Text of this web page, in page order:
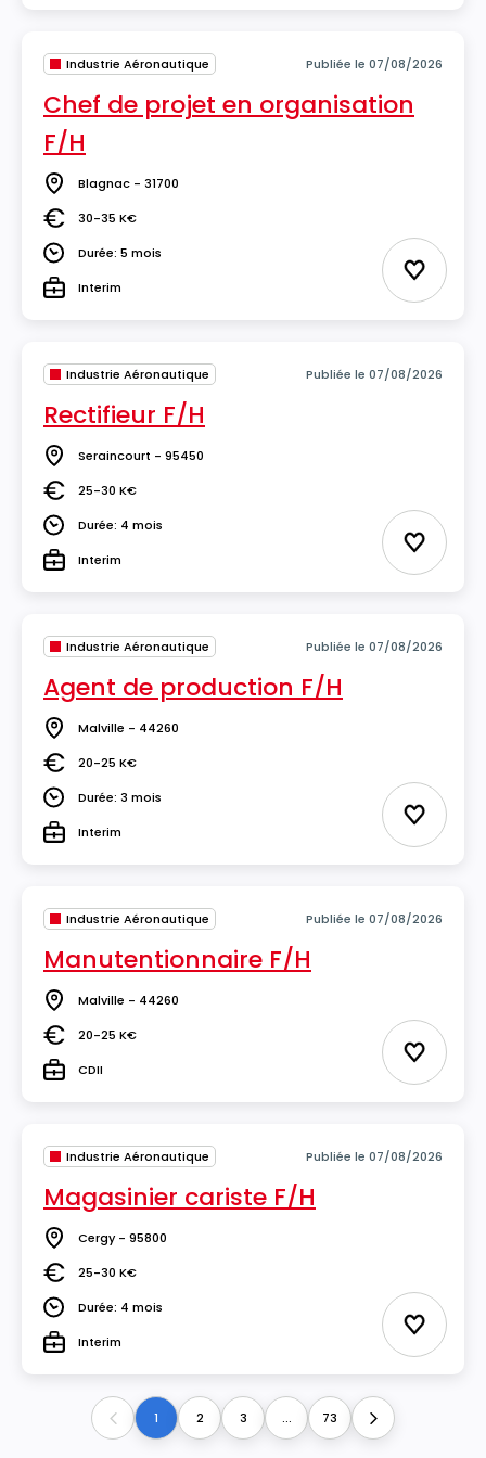
Industrie Aéronautique Publiée le 07/08/2026
Chef de projet en organisation
F/H
Lieu Blagnac - 31700
Salaire30-35 K€
DuréeDurée: 5 mois
TypeInterim Ajouter
Industrie Aéronautique Publiée le 07/08/2026
Rectifieur F/H
Lieu Seraincourt - 95450
Salaire25-30 K€
DuréeDurée: 4 mois
TypeInterim Ajouter
Industrie Aéronautique Publiée le 07/08/2026
Agent de production F/H
Lieu Malville - 44260
Salaire20-25 K€
DuréeDurée: 3 mois
TypeInterim Ajouter
Industrie Aéronautique Publiée le 07/08/2026
Manutentionnaire F/H
Lieu Malville - 44260
Salaire20-25 K€
TypeCDII Ajouter
Industrie Aéronautique Publiée le 07/08/2026
Magasinier cariste F/H
Lieu Cergy - 95800
Salaire25-30 K€
DuréeDurée: 4 mois
TypeInterim Ajouter
Previous1 2 3 ... 73 Next